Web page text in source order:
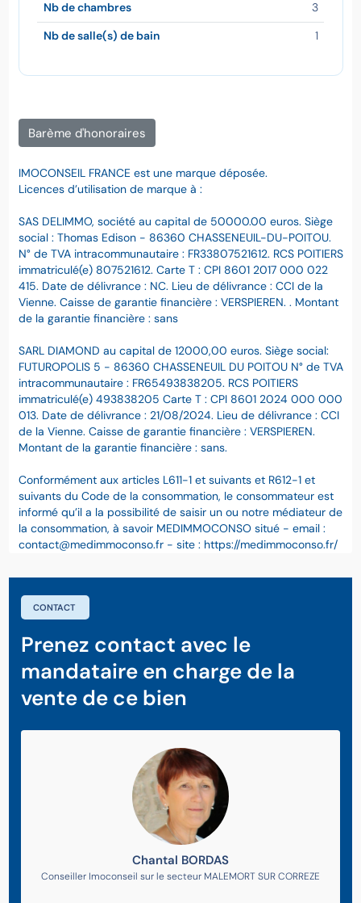
Nb de chambres 3
Nb de salle(s) de bain 1
Barème d'honoraires
IMOCONSEIL FRANCE est une marque déposée.
Licences d’utilisation de marque à :
SAS DELIMMO, société au capital de 50000.00 euros. Siège
social : Thomas Edison - 86360 CHASSENEUIL-DU-POITOU.
N° de TVA intracommunautaire : FR33807521612. RCS POITIERS
immatriculé(e) 807521612. Carte T : CPI 8601 2017 000 022
415. Date de délivrance : NC. Lieu de délivrance : CCI de la
Vienne. Caisse de garantie financière : VERSPIEREN. . Montant
de la garantie financière : sans
SARL DIAMOND au capital de 12000,00 euros. Siège social:
FUTUROPOLIS 5 - 86360 CHASSENEUIL DU POITOU N° de TVA
intracommunautaire : FR65493838205. RCS POITIERS
immatriculé(e) 493838205 Carte T : CPI 8601 2024 000 000
013. Date de délivrance : 21/08/2024. Lieu de délivrance : CCI
de la Vienne. Caisse de garantie financière : VERSPIEREN.
Montant de la garantie financière : sans.
Conformément aux articles L611-1 et suivants et R612-1 et
suivants du Code de la consommation, le consommateur est
informé qu’il a la possibilité de saisir un ou notre médiateur de
la consommation, à savoir MEDIMMOCONSO situé - email :
contact@medimmoconso.fr - site : https://medimmoconso.fr/
CONTACT
Prenez contact avec le
mandataire en charge de la
vente de ce bien
Chantal BORDAS
Conseiller Imoconseil sur le secteur MALEMORT SUR CORREZE